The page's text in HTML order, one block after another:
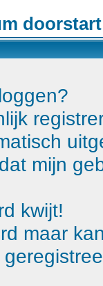
mijn
kwijt!
maar